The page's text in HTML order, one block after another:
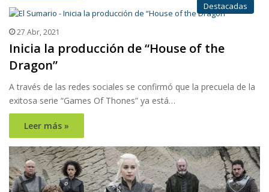
Destacadas
27 Abr, 2021
Inicia la producción de “House of the
Dragon”
A través de las redes sociales se confirmó que la precuela de la
exitosa serie “Games Of Thones” ya está…
Leer más »